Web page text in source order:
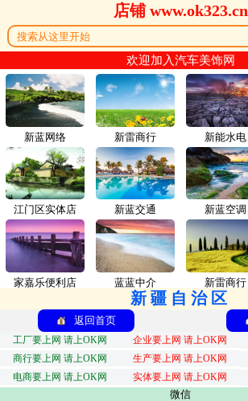
店铺 www.ok323.cn
欢迎加入汽车美饰网
新蓝网络 新雷商行
江门区实体店 新蓝交通
家嘉乐便利店 蓝蓝中介
新能水电
新蓝空调
新雷商行
新疆自治区
返回首页
工厂要上网 请上OK网 企业要上网 请上OK网
商行要上网 请上OK网
生产要上网 请上OK网
电商要上网 请上OK网
实体要上网 请上OK网
微信